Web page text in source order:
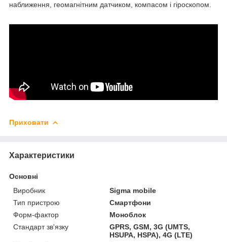
наближення, геомагнітним датчиком, компасом і гіроскопом.
Приховати
Характеристики
Основні
Виробник
Sigma mobile
Тип пристрою
Смартфони
Форм-фактор
Моноблок
Стандарт зв'язку
GPRS, GSM, 3G (UMTS,
HSUPA, HSPA), 4G (LTE)